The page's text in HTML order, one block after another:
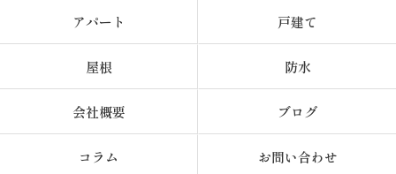
アパート 戸建て
屋根 防水
会社概要 ブログ
コラム お問い合わせ